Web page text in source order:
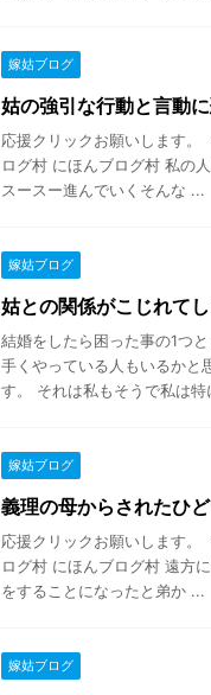
嫁姑ブログ
姑の強引な行動と言動に
応援クリックお願いします
ログ村 にほんブログ村 私の
スースー進んでいくそんな ...
嫁姑ブログ
姑との関係がこじれて
結婚をしたら困った事の1つ
手くやっている人もいるかと
す。 それは私もそうで私は
嫁姑ブログ
義理の母からされたひ
応援クリックお願いします
ログ村 にほんブログ村 遠方
をすることになったと弟か ...
嫁姑ブログ